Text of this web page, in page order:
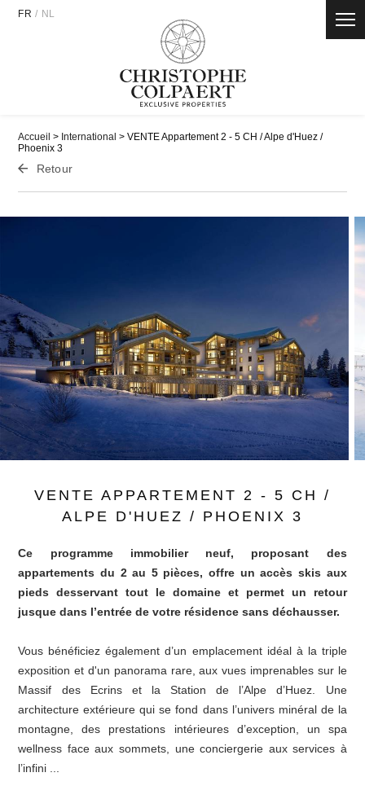
FR / NL
Accueil > International > VENTE Appartement 2 - 5 CH / Alpe d'Huez /
Phoenix 3
Retour
VENTE APPARTEMENT 2 - 5 CH /
ALPE D'HUEZ / PHOENIX 3
Ce programme immobilier neuf, proposant des
appartements du 2 au 5 pièces, offre un accès skis aux
pieds desservant tout le domaine et permet un retour
jusque dans l’entrée de votre résidence sans déchausser.
Vous bénéficiez également d’un emplacement idéal à la triple
exposition et d'un panorama rare, aux vues imprenables sur le
Massif des Ecrins et la Station de l’Alpe d’Huez. Une
architecture extérieure qui se fond dans l’univers minéral de la
montagne, des prestations intérieures d’exception, un spa
wellness face aux sommets, une conciergerie aux services à
l’infini ...